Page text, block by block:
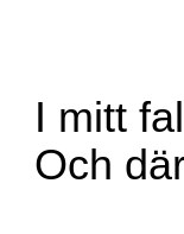
I mitt
Och